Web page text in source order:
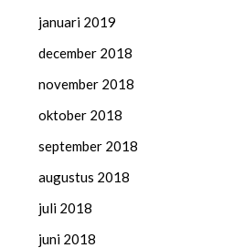
januari 2019
december 2018
november 2018
oktober 2018
september 2018
augustus 2018
juli 2018
juni 2018